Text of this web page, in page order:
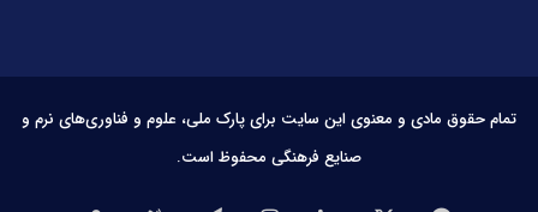
تمام حقوق مادی و معنوی این سایت برای پارک ملی، علوم و فناوری‌های نرم و
صنایع فرهنگی محفوظ است.